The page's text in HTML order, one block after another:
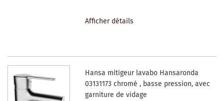
SOUHAITS
Afficher détails
Hansa mitigeur lavabo Hansaronda
03131173 chromé , basse pression, avec
garniture de vidage